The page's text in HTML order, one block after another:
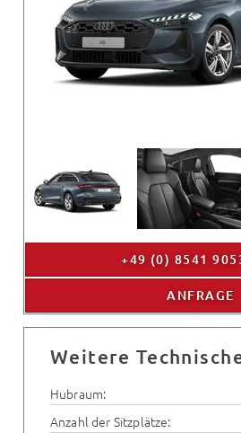
+49 (0) 8541
ANFRAGE
Weitere
Hubraum:
Anzahl der Sitzplätze: